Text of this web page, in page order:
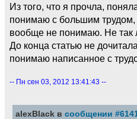
Из того, что я прочла,
понимаю с большим трудом,
вообще не понимаю. Не так
До конца статью не
понимаю написанное с
-- Пн сен 03, 2012 13:41:43 --
alexBlack в сообщении